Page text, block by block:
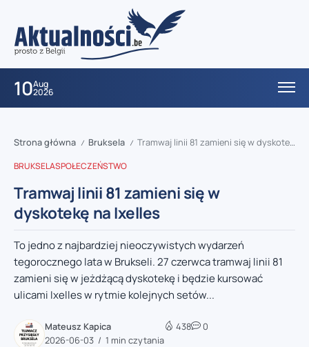
10Aug
2026
Strona główna / Bruksela / Tramwaj linii 81 zamieni się w dyskotekę na Ixelles
BRUKSELASPOŁECZEŃSTWO
Tramwaj linii 81 zamieni się w
dyskotekę na Ixelles
To jedno z najbardziej nieoczywistych wydarzeń
tegorocznego lata w Brukseli. 27 czerwca tramwaj linii 81
zamieni się w jeżdżącą dyskotekę i będzie kursować
ulicami Ixelles w rytmie kolejnych setów...
Mateusz Kapica
2026-06-03
1 min czytania
438 0